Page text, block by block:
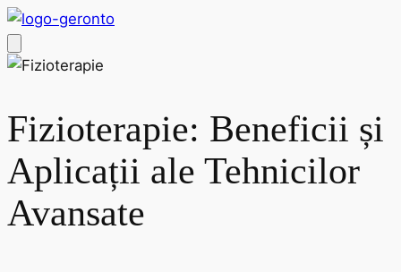
Fizioterapie: Beneficii și
Aplicații ale Tehnicilor
Avansate